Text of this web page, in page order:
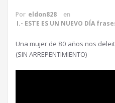
Por eldon828
en
I.- ESTE ES UN NUEVO DÍA
Una mujer de 80 años nos
(SIN ARREPENTIMIENTO)